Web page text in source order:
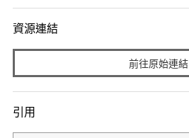
資源連結
前往原始連結
引用